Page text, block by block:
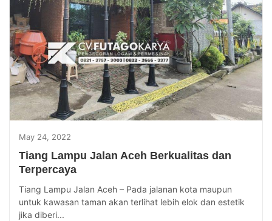
May 24, 2022
Tiang Lampu Jalan Aceh Berkualitas dan
Terpercaya
Tiang Lampu Jalan Aceh – Pada jalanan kota maupun
untuk kawasan taman akan terlihat lebih elok dan estetik
jika diberi...